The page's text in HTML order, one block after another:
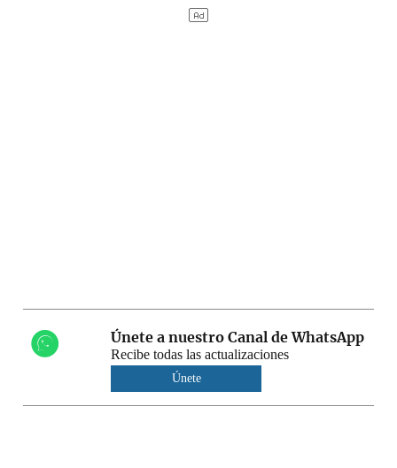
Únete a nuestro Canal de WhatsApp
Recibe todas las actualizaciones
Únete